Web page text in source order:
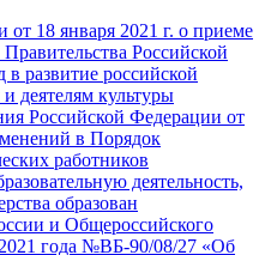
18 января 2021 г. о приеме
Российской
развитие российской
деятелям культуры
Российской Федерации от
в Порядок
работников
деятельность,
образован
и Общероссийского
года №ВБ-90/08/27 «Об